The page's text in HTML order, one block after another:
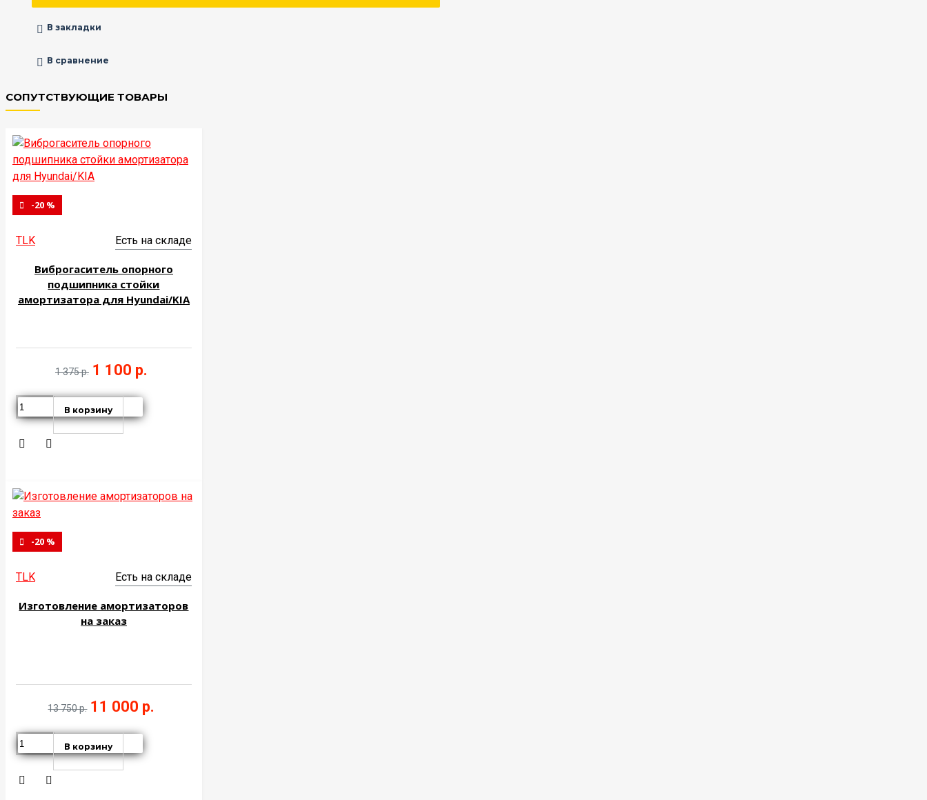
В закладки
В сравнение
СОПУТСТВУЮЩИЕ ТОВАРЫ
-20 %
TLK Есть на складе
Виброгаситель опорного
подшипника стойки
амортизатора для Hyundai/KIA
1 375 р. 1 100 р.
В корзину
-20 %
TLK Есть на складе
Изготовление амортизаторов
на заказ
13 750 р. 11 000 р.
В корзину